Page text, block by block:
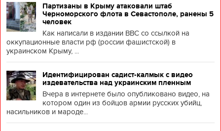
Партизаны в Крыму атаковали штаб
Черноморского флота в Севастополе, ранены 5
человек
Как написали в издании BBC со ссылкой на
оккупационные власти рф (россии фашистской) в
украинском Крыму, ...
Идентифицирован садист-калмык с видео
издевательства над украинским пленным
Вчера в интернете было опубликовано видео, на
котором один из бойцов армии русских убийц,
насильников и мароде...